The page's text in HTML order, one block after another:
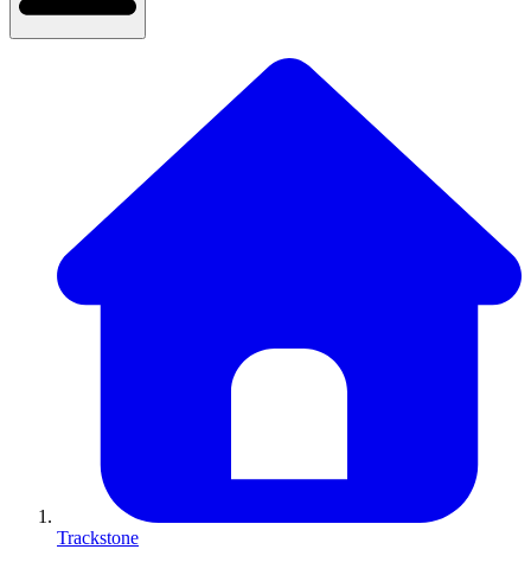
Trackstone